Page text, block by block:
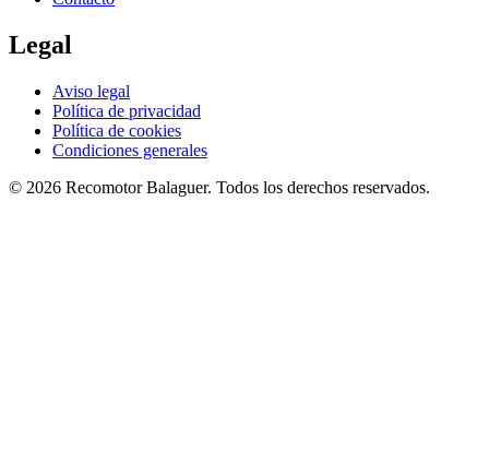
Legal
Aviso legal
Política de privacidad
Política de cookies
Condiciones generales
© 2026 RecomotorBalaguer. Todos los derechos reservados.